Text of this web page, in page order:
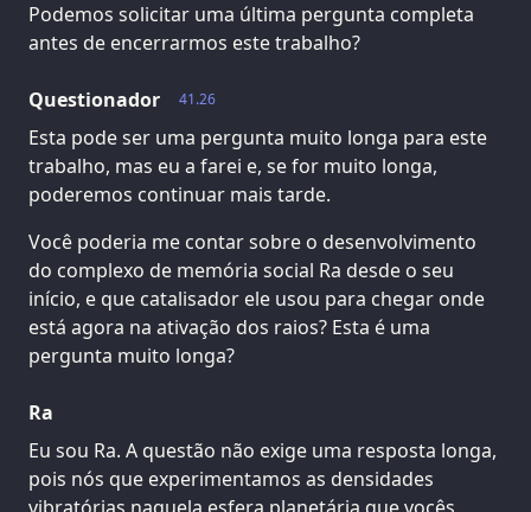
Podemos solicitar uma última pergunta completa
antes de encerrarmos este trabalho?
41.26
Questionador
Esta pode ser uma pergunta muito longa para este
trabalho, mas eu a farei e, se for muito longa,
poderemos continuar mais tarde.
Você poderia me contar sobre o desenvolvimento
do complexo de memória social Ra desde o seu
início, e que catalisador ele usou para chegar onde
está agora na ativação dos raios? Esta é uma
pergunta muito longa?
Ra
Eu sou Ra. A questão não exige uma resposta longa,
pois nós que experimentamos as densidades